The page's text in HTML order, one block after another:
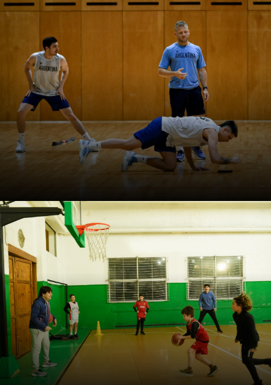
Webinar: El scouting físico-
técnico en el básquetbol
Cristian Lambrecht propone leer el juego desde la
mirada del preparador físico para desarrollar tareas que
mejoran el desempeño de los jugadores a nivel
individual y colectivo.